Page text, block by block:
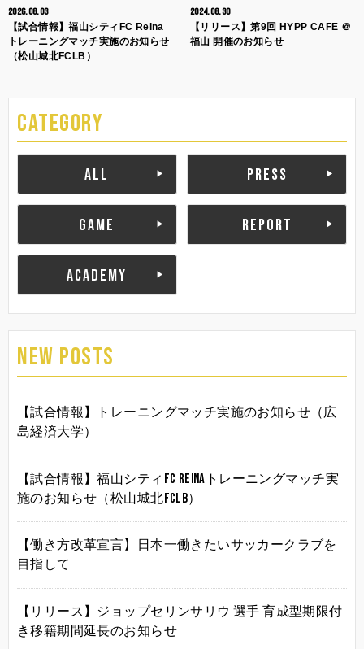
2026.08.03
【試合情報】福山シティFC Reina
トレーニングマッチ実施のお知らせ
（松山城北FCLB）
2024.08.30
【リリース】第9回 HYPP CAFE ＠
福山 開催のお知らせ
CATEGORY
ALL PRESS
GAME REPORT
ACADEMY
NEW POSTS
【試合情報】トレーニングマッチ実施のお知らせ（広
島経済大学）
【試合情報】福山シティFC Reinaトレーニングマッチ実
施のお知らせ（松山城北FCLB）
【働き方改革宣言】日本一働きたいサッカークラブを
目指して
【リリース】ジョップセリンサリウ 選手 育成型期限付
き移籍期間延長のお知らせ